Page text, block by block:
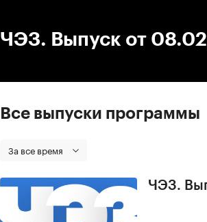
ЧЭЗ. Выпуск от
Все выпуски программы
За все время
ЧЭЗ.